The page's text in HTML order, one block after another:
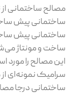
مصالح ساختمانی
ساختمانی پیش
ساختمانی پیش
ساخت و مونتاژ
این مصالح را مورد
سرامیک نمونه‌ای
ساختمانی درجا